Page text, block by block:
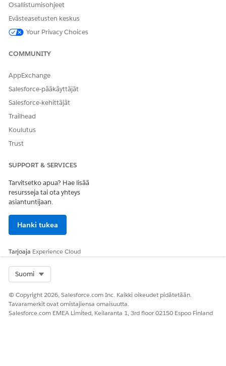
Microsoft Entra
P
Henkilökuva
S
SharePoint
Enemmän tutkittavia liittimiä
Laajenna HR Service -toteutustasi näillä lisäliittimillä.
B
C
Confluence Cloud
F
Freshservice
G
M
Osallistumisohjeet
Evästeasetusten keskus
Your Privacy Choices
COMMUNITY
AppExchange
Salesforce-pääkäyttäjät
Salesforce-kehittäjät
Trailhead
Koulutus
Trust
SUPPORT & SERVICES
Tarvitsetko apua? Hae lisää
resursseja tai ota yhteys
asiantuntijaan.
Hanki tukea
Tarjoaja Experience Cloud
Suomi
© Copyright 2026, Salesforce.com Inc. Kaikki oikeudet pidätetään.
Tavaramerkit ovat omistajiensa omaisuutta.
Salesforce.com EMEA Limited, Keilaranta 1, 3rd floor 02150 Espoo Finland